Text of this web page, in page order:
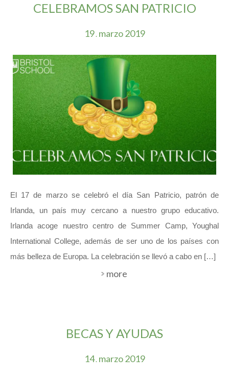
CELEBRAMOS SAN PATRICIO
19. marzo2019
El 17 de marzo se celebró el día San Patricio, patrón de
Irlanda, un país muy cercano a nuestro grupo educativo.
Irlanda acoge nuestro centro de Summer Camp, Youghal
International College, además de ser uno de los países con
más belleza de Europa. La celebración se llevó a cabo en […]
more
BECAS Y AYUDAS
14. marzo2019